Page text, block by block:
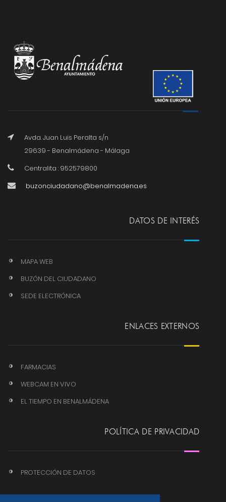
Avda. Juan Luis Peralta s/n
29639 - Benalmádena - Málaga
Centralita : 952579800
buzonciudadano@benalmadena.es
DATOS DE INTERÉS
MAPA WEB
BUZÓN DEL CIUDADANO
SEDE ELECTRÓNICA
ENLACES EXTERNOS
FARMACIAS
WEBCAM EN VIVO
EL TIEMPO EN BENALMÁDENA
POLÍTICA DE PRIVACIDAD
PROTECCIÓN DE DATOS